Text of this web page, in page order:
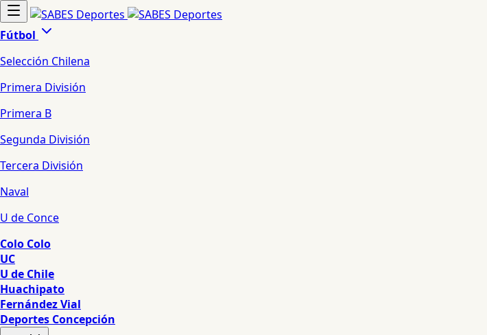
Fútbol
Selección Chilena
Primera División
Primera B
Segunda División
Tercera División
Naval
U de Conce
Colo Colo
UC
U de Chile
Huachipato
Fernández Vial
Deportes Concepción